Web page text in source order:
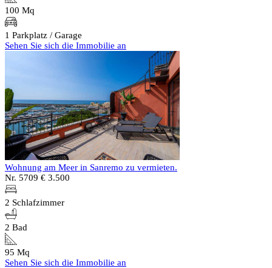
100 Mq
1 Parkplatz / Garage
Sehen Sie sich die Immobilie an
Wohnung am Meer in Sanremo zu vermieten.
Nr. 5709 € 3.500
2 Schlafzimmer
2 Bad
95 Mq
Sehen Sie sich die Immobilie an